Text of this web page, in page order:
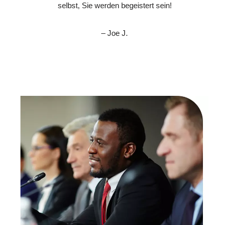
selbst, Sie werden begeistert sein!
– Joe J.